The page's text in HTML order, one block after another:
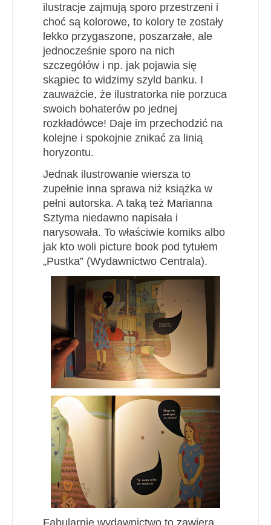
ilustracje zajmują sporo przestrzeni i
choć są kolorowe, to kolory te zostały
lekko przygaszone, poszarzałe, ale
jednocześnie sporo na nich
szczegółów i np. jak pojawia się
skąpiec to widzimy szyld banku. I
zauważcie, że ilustratorka nie porzuca
swoich bohaterów po jednej
rozkładówce! Daje im przechodzić na
kolejne i spokojnie znikać za linią
horyzontu.
Jednak ilustrowanie wiersza to
zupełnie inna sprawa niż książka w
pełni autorska. A taką też Marianna
Sztyma niedawno napisała i
narysowała. To właściwie komiks albo
jak kto woli picture book pod tytułem
„Pustka” (Wydawnictwo Centrala).
Fabularnie wydawnictwo to zawiera